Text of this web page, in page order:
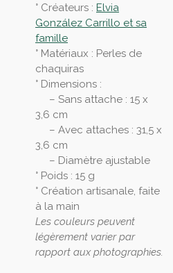
° Créateurs : Elvia
González Carrillo et sa
famille
° Matériaux : Perles de
chaquiras
° Dimensions :
– Sans attache : 15 x
3,6 cm
– Avec attaches : 31,5 x
3,6 cm
– Diamètre ajustable
° Poids : 15 g
° Création artisanale, faite
à la main
Les couleurs peuvent
légèrement varier par
rapport aux photographies.